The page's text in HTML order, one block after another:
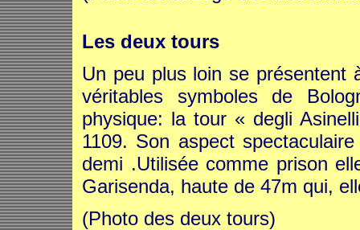
Les deux tours
Un peu plus loin se présentent
véritables symboles de
physique: la tour « degli
1109. Son aspect
demi .Utilisée comme prison
Garisenda, haute de 47m qui,
(Photo des deux tours)